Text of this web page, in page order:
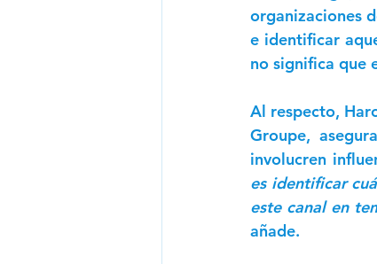
organizaciones
e identificar
no significa que
Al respecto,
Groupe,
involucren
es identificar
este canal en
añade.